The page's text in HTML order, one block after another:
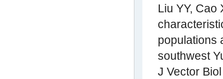
Liu YY, Cao
populations
southwest
J Vector